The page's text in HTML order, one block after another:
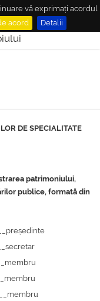
vă exprimați acordul
acord Detalii
DE SPECIALITATE
patrimoniului,
publice, formată din